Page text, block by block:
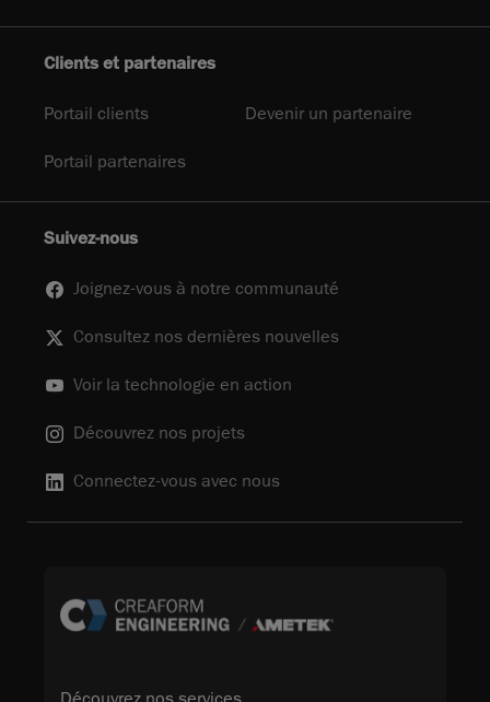
Clients et partenaires
Portail clients Devenir un partenaire
Portail partenaires
Suivez-nous
Joignez-vous à notre communauté
Consultez nos dernières nouvelles
Voir la technologie en action
Découvrez nos projets
Connectez-vous avec nous